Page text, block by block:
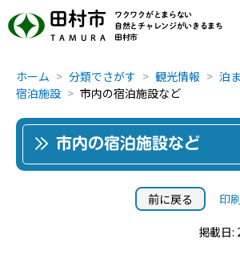
田村市
TAMURA
ワクワクがとまらない
自然とチャレンジがいきるまち
田村市
ホーム 分類でさがす 観光情報
泊
宿泊施設
市内の宿泊施設など
市内の宿泊施設など
前に戻る 印
掲載日: